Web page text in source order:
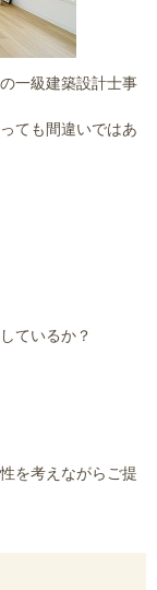
一級建築設計士事
ても間違いではあ
ているか？
を考えながらご提